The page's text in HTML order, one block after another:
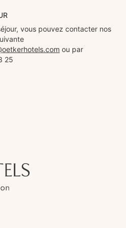
vous pouvez contacter nos
ou par
25